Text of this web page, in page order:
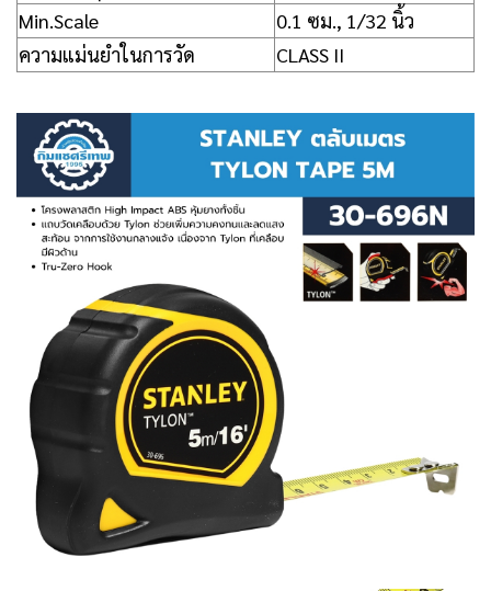
Min.Scale
0.1 ซม., 1/32 นิ้ว
ความแม่นยำในการวัด
CLASS II